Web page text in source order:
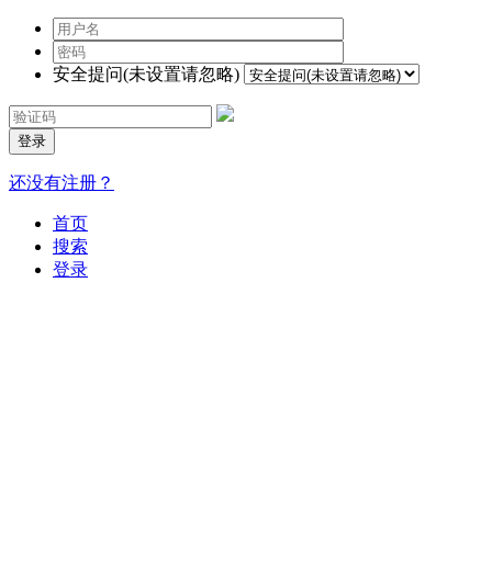
安全提问(未设置请忽略)
登录
还没有注册？
首页
搜索
登录